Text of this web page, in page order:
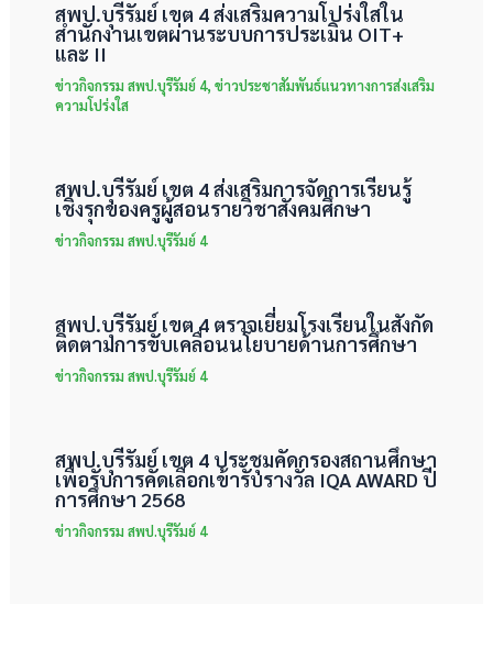
สพป.บุรีรัมย์ เขต 4 ส่งเสริมความโปร่งใสใน
สำนักงานเขตผ่านระบบการประเมิน OIT+
และ II
ข่าวกิจกรรม สพป.บุรีรัมย์ 4,ข่าวประชาสัมพันธ์แนวทางการส่งเสริม
ความโปร่งใส
สพป.บุรีรัมย์ เขต 4 ส่งเสริมการจัดการเรียนรู้
เชิงรุกของครูผู้สอนรายวิชาสังคมศึกษา
ข่าวกิจกรรม สพป.บุรีรัมย์ 4
สพป.บุรีรัมย์ เขต 4 ตรวจเยี่ยมโรงเรียนในสังกัด
ติดตามการขับเคลื่อนนโยบายด้านการศึกษา
ข่าวกิจกรรม สพป.บุรีรัมย์ 4
สพป.บุรีรัมย์ เขต 4 ประชุมคัดกรองสถานศึกษา
เพื่อรับการคัดเลือกเข้ารับรางวัล IQA AWARD ปี
การศึกษา 2568
ข่าวกิจกรรม สพป.บุรีรัมย์ 4